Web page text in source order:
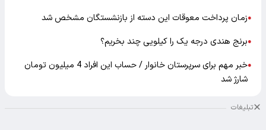
●زمان پرداخت معوقات این دسته از بازنشستگان مشخص شد
●برنج هندی درجه یک را کیلویی چند بخریم؟
●
خبر مهم برای سرپرستان خانوار / حساب این افراد 4 میلیون تومان
شارژ شد
تبلیغات